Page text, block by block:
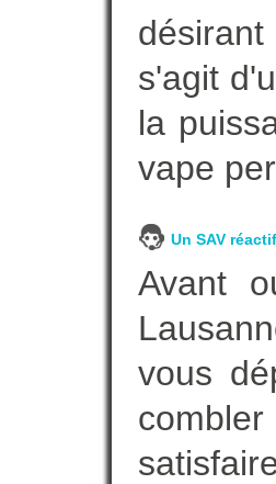
s'agit
la
vape
Un SAV réactif
Avant
vous